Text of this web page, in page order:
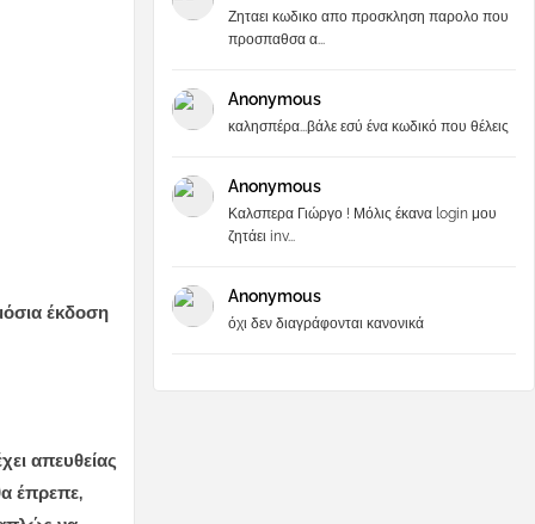
έκδοση
απευθείας
έπρεπε,
Ζηταει κωδικο απο προσκληση παρολο που
προσπαθσα α...
Anonymous
καλησπέρα...βάλε εσύ ένα κωδικό που θέλεις
Anonymous
Καλσπερα Γιώργο ! Μόλις έκανα login μου
ζητάει inv...
Anonymous
όχι δεν διαγράφονται κανονικά